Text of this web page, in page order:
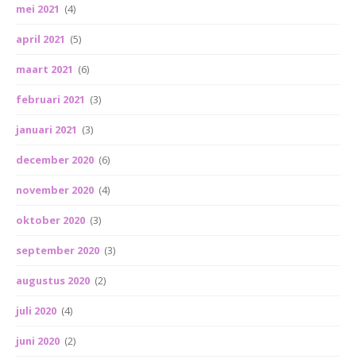
mei 2021 (4)
april 2021 (5)
maart 2021 (6)
februari 2021 (3)
januari 2021 (3)
december 2020 (6)
november 2020 (4)
oktober 2020 (3)
september 2020 (3)
augustus 2020 (2)
juli 2020 (4)
juni 2020 (2)